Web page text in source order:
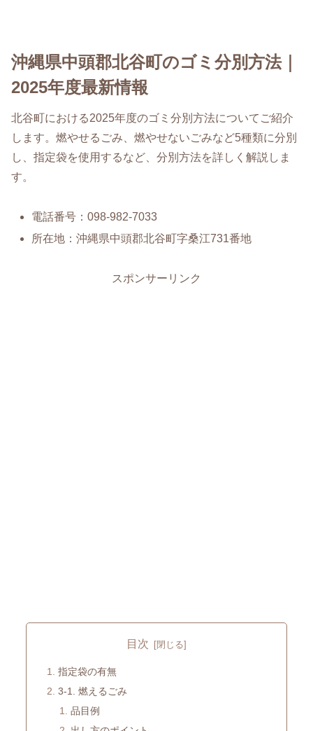
沖縄県中頭郡北谷町のゴミ分別方法｜
2025年度最新情報
北谷町における2025年度のゴミ分別方法についてご紹介
します。燃やせるごみ、燃やせないごみなど5種類に分別
し、指定袋を使用するなど、分別方法を詳しく解説しま
す。
電話番号：098-982-7033
所在地：沖縄県中頭郡北谷町字桑江731番地
スポンサーリンク
目次
指定袋の有無
3-1. 燃えるごみ
品目例